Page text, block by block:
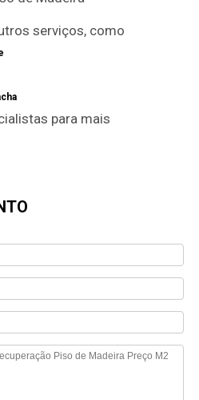
serviços, como
para mais